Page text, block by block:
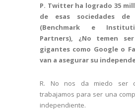
P. Twitter ha logrado 35
de esas sociedades
(Benchmark e
Partners), ¿No temen
gigantes como Google o
van a asegurar su
R. No nos da miedo ser
trabajamos para ser una
independiente.